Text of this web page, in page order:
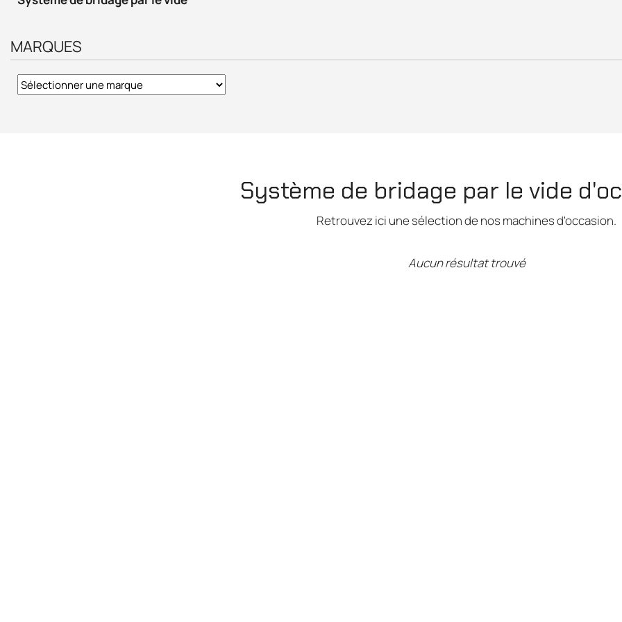
MARQUES
Système de bridage par le vide
Retrouvez ici une sélection de nos machines d'occasion.
Aucun résultat trouvé